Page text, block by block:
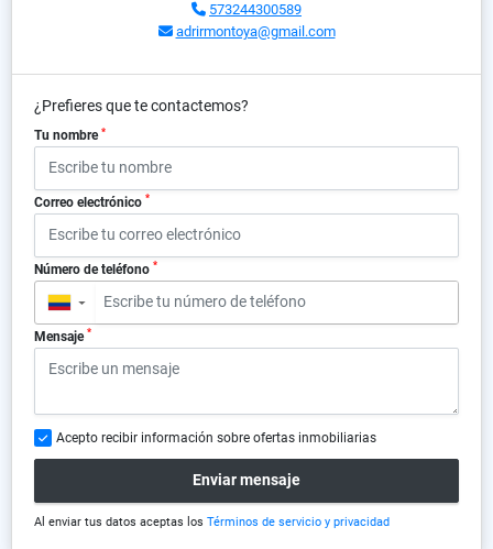
573244300589
adrirmontoya@gmail.com
¿Prefieres que te contactemos?
Tu nombre *
Correo electrónico *
Número de teléfono *
▼
Mensaje *
Acepto recibir información sobre ofertas inmobiliarias
Enviar mensaje
Al enviar tus datos aceptas los Términos de servicio y privacidad